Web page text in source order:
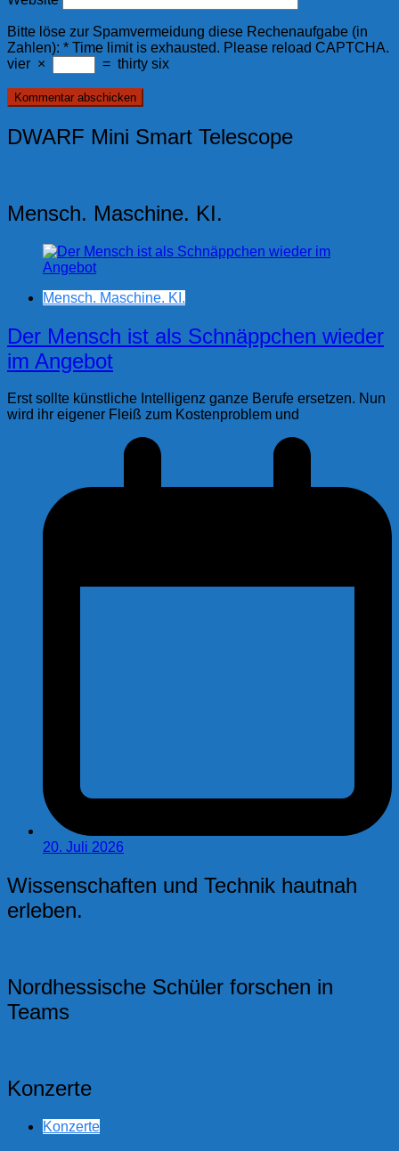
Bitte löse zur Spamvermeidung diese Rechenaufgabe (in
Zahlen): * Time limit is exhausted. Please reload CAPTCHA.
vier × = thirty six
DWARF Mini Smart Telescope
Mensch. Maschine. KI.
Mensch. Maschine. KI.
Der Mensch ist als Schnäppchen wieder
im Angebot
Erst sollte künstliche Intelligenz ganze Berufe ersetzen. Nun
wird ihr eigener Fleiß zum Kostenproblem und
20. Juli 2026
Wissenschaften und Technik hautnah
erleben.
Nordhessische Schüler forschen in
Teams
Konzerte
Konzerte